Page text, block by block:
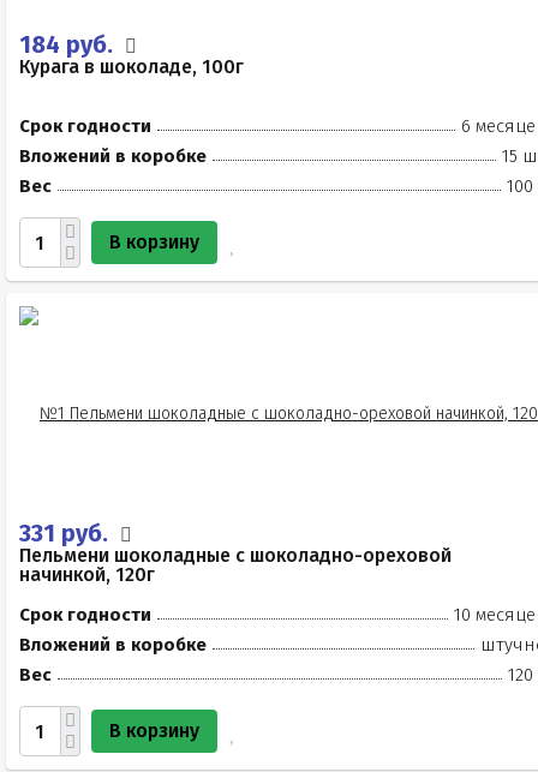
184 руб.
Курага в шоколаде, 100г
Срок годности
6
Вложений в коробке
15
Вес
100
В корзину
331 руб.
Пельмени шоколадные с шоколадно-ореховой
начинкой, 120г
Срок годности
10
Вложений в коробке
Вес
120
В корзину